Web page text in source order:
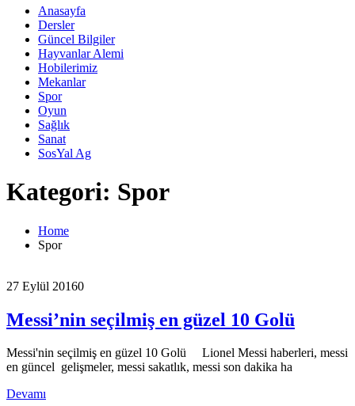
Anasayfa
Dersler
Güncel Bilgiler
Hayvanlar Alemi
Hobilerimiz
Mekanlar
Spor
Oyun
Sağlık
Sanat
SosYal Ag
Kategori: Spor
Home
Spor
27 Eylül 20160
Messi’nin seçilmiş en güzel 10 Golü
Messi'nin seçilmiş en güzel 10 Golü Lionel Messi haberleri, messi
en güncel gelişmeler, messi sakatlık, messi son dakika ha
Devamı